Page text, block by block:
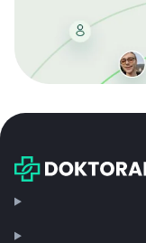
bei jeder